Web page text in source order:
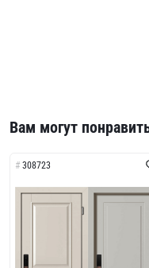
Вам могут
308723